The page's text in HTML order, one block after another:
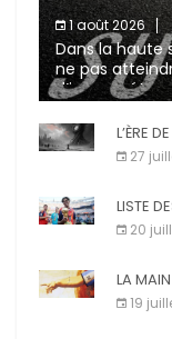
1 août 2026
Dans la haute
ne pas
diverses
L’ÈRE
27
LISTE
20
LA
19